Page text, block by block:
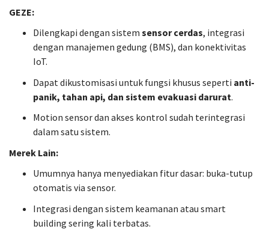
GEZE:
Dilengkapi dengan sistem sensor cerdas, integrasi
dengan manajemen gedung (BMS), dan konektivitas
IoT.
Dapat dikustomisasi untuk fungsi khusus seperti anti-
panik, tahan api, dan sistem evakuasi darurat.
Motion sensor dan akses kontrol sudah terintegrasi
dalam satu sistem.
Merek Lain:
Umumnya hanya menyediakan fitur dasar: buka-tutup
otomatis via sensor.
Integrasi dengan sistem keamanan atau smart
building sering kali terbatas.